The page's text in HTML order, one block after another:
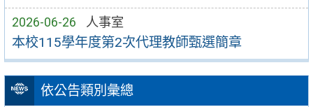
2026-06-26 人事室
本校115學年度第2次代理教師甄選簡章
依公告類別彙總